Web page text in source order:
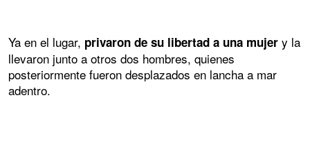
Ya en el lugar, privaron de su libertad a una mujer y la
llevaron junto a otros dos hombres, quienes
posteriormente fueron desplazados en lancha a mar
adentro.